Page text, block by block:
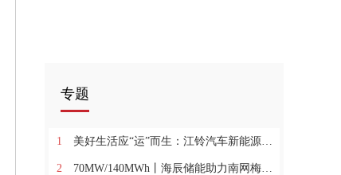
专题
1 美好生活应“运”而生：江铃汽车新能源品牌焕新启幕
2 70MW/140MWh丨海辰储能助力南网梅州宝湖浸没式液冷储能电站项目_焦点热讯